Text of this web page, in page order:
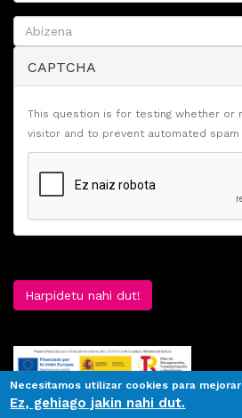
CAPTCHA
This question is for testing whether or
visitor and to prevent automated spam
Harpidetu nahi dut!
Necesitamos utilizar cookies para
Ez, gehiago jakin nahi dut.